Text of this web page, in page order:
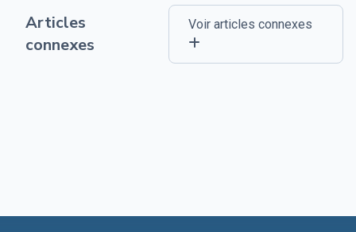
Articles
connexes
Voir articles connexes